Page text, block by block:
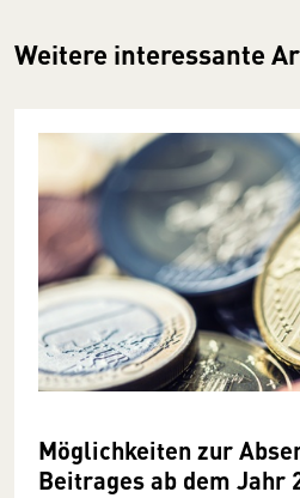
Weitere interessante
Möglichkeiten zur
Beitrages ab dem Jahr